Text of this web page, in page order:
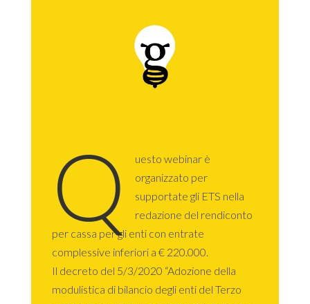
Q
uesto webinar è
organizzato per
supportate gli ETS nella
redazione del rendiconto
per cassa per gli enti con entrate
complessive inferiori a € 220.000.
Il decreto del 5/3/2020 “Adozione della
modulistica di bilancio degli enti del Terzo